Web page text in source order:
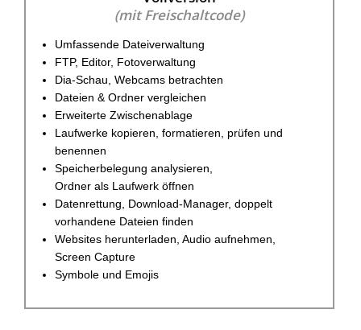
(mit Freischaltcode)
Umfassende Dateiverwaltung
FTP, Editor, Fotoverwaltung
Dia-Schau, Webcams betrachten
Dateien & Ordner vergleichen
Erweiterte Zwischenablage
Laufwerke kopieren, formatieren, prüfen und
benennen
Speicherbelegung analysieren,
Ordner als Laufwerk öffnen
Datenrettung, Download-Manager, doppelt
vorhandene Dateien finden
Websites herunterladen, Audio aufnehmen,
Screen Capture
Symbole und Emojis